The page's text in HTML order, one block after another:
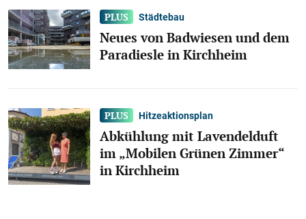
Städtebau
Neues von Badwiesen und dem
Paradiesle in Kirchheim
Hitzeaktionsplan
Abkühlung mit Lavendelduft
im „Mobilen Grünen Zimmer“
in Kirchheim